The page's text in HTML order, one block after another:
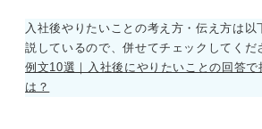
入社後やりたいことの考え方・伝え方は
説しているので、併せてチェックしてくだ
例文10選｜入社後にやりたいことの回答で
は？